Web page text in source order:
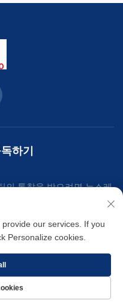
하기
의 통찰을 받으려면 뉴스레
회사. -
our services. If you
Personalize cookies.